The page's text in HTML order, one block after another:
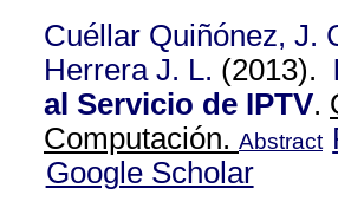
Cuéllar Quiñónez, J.
Herrera J. L. (2013).
al Servicio de IPTV.
Computación. Abstract
Google Scholar